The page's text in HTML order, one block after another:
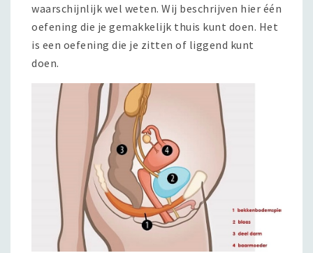
waarschijnlijk wel weten. Wij beschrijven hier één
oefening die je gemakkelijk thuis kunt doen. Het
is een oefening die je zitten of liggend kunt
doen.